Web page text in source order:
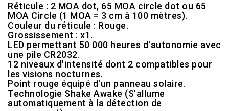
Réticule : 2 MOA dot, 65 MOA circle dot ou 65
MOA Circle (1 MOA = 3 cm à 100 mètres).
Couleur du réticule : Rouge.
Grossissement : x1.
LED permettant 50 000 heures d'autonomie avec
une pile CR2032.
12 niveaux d'intensité dont 2 compatibles pour
les visions nocturnes.
Point rouge équipé d'un panneau solaire.
Technologie Shake Awake (S'allume
automatiquement à la détection de